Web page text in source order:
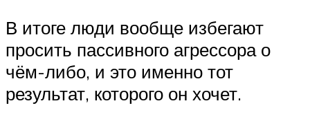
В итоге люди вообще избегают
просить пассивного агрессора о
чём-либо, и это именно тот
результат, которого он хочет.